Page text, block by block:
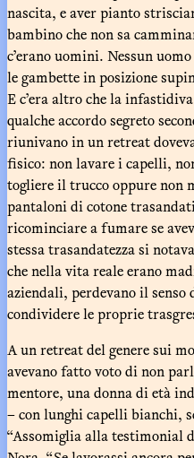
nascita, e aver pianto
bambino che non sa
c’erano uomini. Nessun
le gambette in posizione
E c’era altro che la
qualche accordo segreto
riunivano in un retreat
fisico: non lavare i capelli,
togliere il trucco oppure non
pantaloni di cotone
ricominciare a fumare se
stessa trasandatezza si
che nella vita reale erano
aziendali, perdevano il
condividere le proprie
A un retreat del genere sui
avevano fatto voto di non
mentore, una donna di età
– con lunghi capelli bianchi,
“Assomiglia alla testimonial